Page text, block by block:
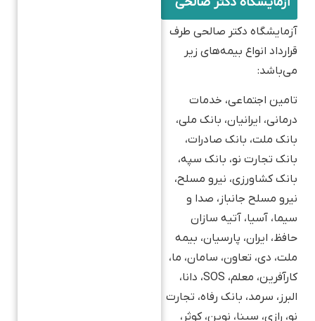
آزمایشگاه دکتر صالحی طرف
قرارداد انواع بیمه‌های زیر
می‌باشد:
تامین اجتماعی، خدمات
درمانی، ایرانیان، بانک ملی،
بانک ملت، بانک صادرات،
بانک تجارت نو، بانک سپه،
بانک کشاورزی، نیرو مسلح،
نیرو مسلح جانباز، صدا و
سیما، آسیا، آتیه سازان
حافظ، ایران، پارسیان، بیمه
ملت، دی، تعاون، سامان، ما،
کارآفرین، معلم، SOS، دانا،
البرز، سرمد، بانک رفاه، تجارت
نو، رازی، سینا، نوین، کوثر،